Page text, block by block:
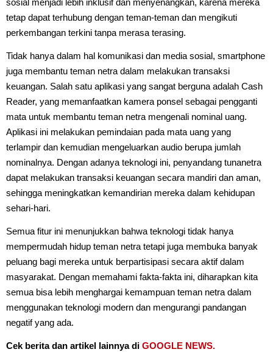
tetap dapat terhubung dengan teman-teman dan mengikuti
perkembangan terkini tanpa merasa terasing.
Tidak hanya dalam hal komunikasi dan media sosial, smartphone
juga membantu teman netra dalam melakukan transaksi
keuangan. Salah satu aplikasi yang sangat berguna adalah Cash
Reader, yang memanfaatkan kamera ponsel sebagai pengganti
mata untuk membantu teman netra mengenali nominal uang.
Aplikasi ini melakukan pemindaian pada mata uang yang
terlampir dan kemudian mengeluarkan audio berupa jumlah
nominalnya. Dengan adanya teknologi ini, penyandang tunanetra
dapat melakukan transaksi keuangan secara mandiri dan aman,
sehingga meningkatkan kemandirian mereka dalam kehidupan
sehari-hari.
Semua fitur ini menunjukkan bahwa teknologi tidak hanya
mempermudah hidup teman netra tetapi juga membuka banyak
peluang bagi mereka untuk berpartisipasi secara aktif dalam
masyarakat. Dengan memahami fakta-fakta ini, diharapkan kita
semua bisa lebih menghargai kemampuan teman netra dalam
menggunakan teknologi modern dan mengurangi pandangan
negatif yang ada.
Cek berita dan artikel lainnya di GOOGLE NEWS.